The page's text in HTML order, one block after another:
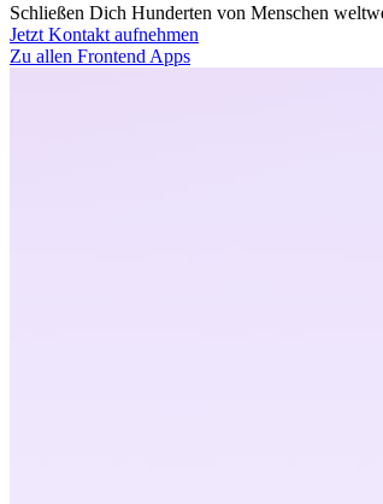
Schließen Dich Hunderten von Menschen
Jetzt Kontakt aufnehmen
Zu allen Frontend Apps